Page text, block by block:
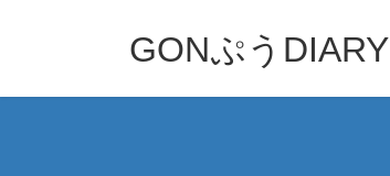
GONぷうDIARY